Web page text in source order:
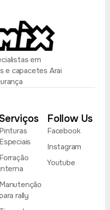
em
e capacetes Arai
Pinturas
Especiais
Forração
Manutenção
rally
Follow Us
Facebook
Instagram
Youtube